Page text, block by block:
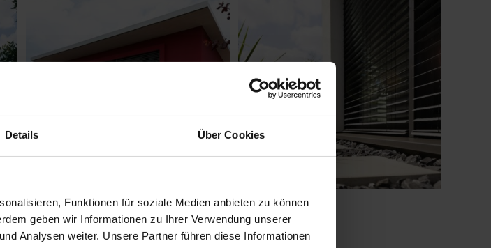
Details Über Cookies
Funktionen für soziale Medien anbieten zu können
geben wir Informationen zu Ihrer Verwendung unserer
Analysen weiter. Unsere Partner führen diese Informationen